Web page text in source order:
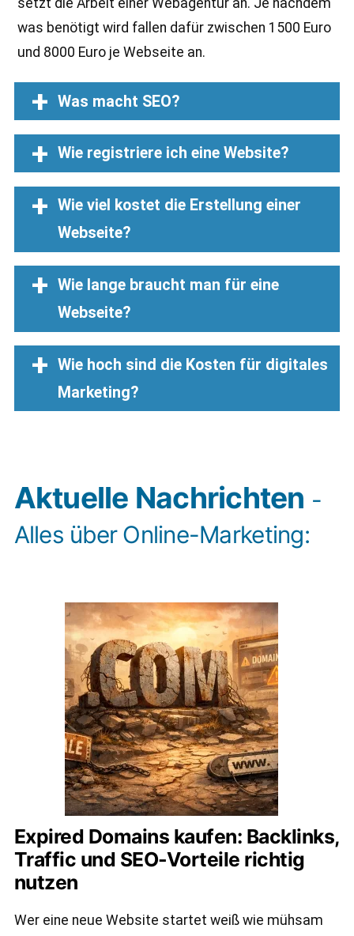
setzt die Arbeit einer Webagentur an. Je nachdem
was benötigt wird fallen dafür zwischen 1500 Euro
und 8000 Euro je Webseite an.
Was macht SEO?
Wie registriere ich eine Website?
Wie viel kostet die Erstellung einer
Webseite?
Wie lange braucht man für eine
Webseite?
Wie hoch sind die Kosten für digitales
Marketing?
Aktuelle Nachrichten -
Alles über Online-Marketing:
Expired Domains kaufen: Backlinks,
Traffic und SEO-Vorteile richtig
nutzen
Wer eine neue Website startet weiß wie mühsam